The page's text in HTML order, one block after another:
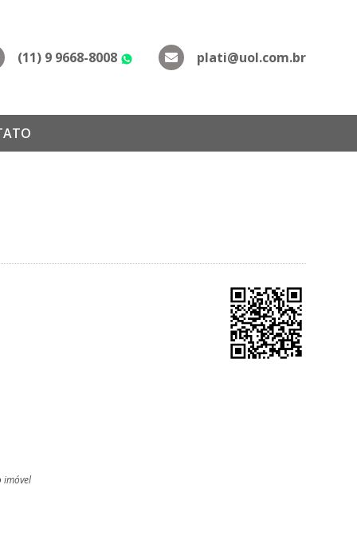
(11) 9 9668-8008 WhatsAppplati@uol.com.br
imóvel